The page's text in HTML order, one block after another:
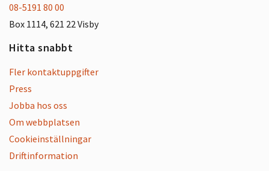
08-5191 80 00
Box 1114, 621 22 Visby
Hitta snabbt
Fler kontaktuppgifter
Press
Jobba hos oss
Om webbplatsen
Cookieinställningar
Driftinformation